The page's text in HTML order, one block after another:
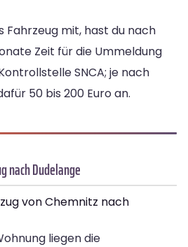
Fahrzeug mit, hast du nach
Zeit für die Ummeldung
SNCA; je nach
50 bis 200 Euro an.
nach Dudelange
von Chemnitz nach
liegen die